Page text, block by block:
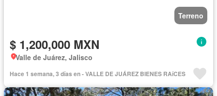
Terreno
$ 1,200,000 MXN
Valle de Juárez, Jalisco
Hace 1 semana, 3 días en - VALLE DE JUÁREZ BIENES RAíCES